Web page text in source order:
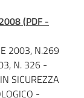
(PDF -
2003, N.269
N. 326 -
SICUREZZA
-